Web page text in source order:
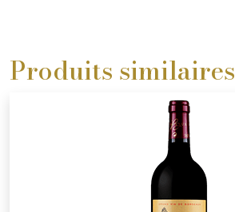
Produits similaires